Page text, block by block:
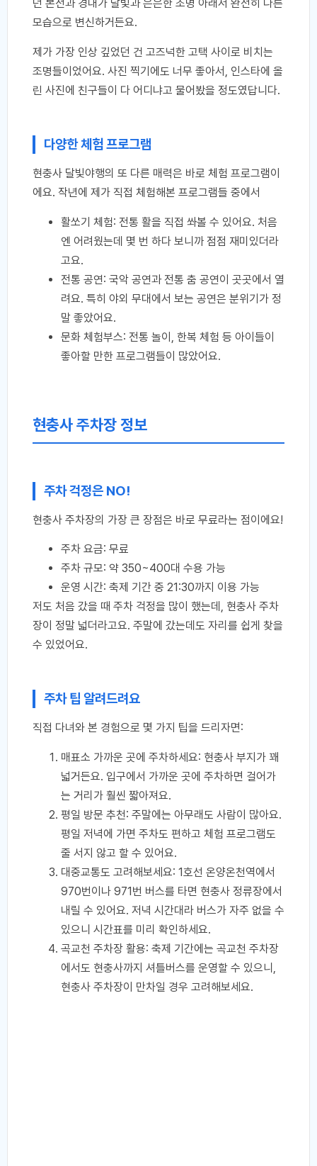
던 본전과 경내가 달빛과 은은한 조명 아래서 완전히 다른
모습으로 변신하거든요.
제가 가장 인상 깊었던 건 고즈넉한 고택 사이로 비치는
조명들이었어요. 사진 찍기에도 너무 좋아서, 인스타에 올
린 사진에 친구들이 다 어디냐고 물어봤을 정도였답니다.
다양한 체험 프로그램
현충사 달빛야행의 또 다른 매력은 바로 체험 프로그램이
에요. 작년에 제가 직접 체험해본 프로그램들 중에서
활쏘기 체험: 전통 활을 직접 쏴볼 수 있어요. 처음
엔 어려웠는데 몇 번 하다 보니까 점점 재미있더라
고요.
전통 공연: 국악 공연과 전통 춤 공연이 곳곳에서 열
려요. 특히 야외 무대에서 보는 공연은 분위기가 정
말 좋았어요.
문화 체험부스: 전통 놀이, 한복 체험 등 아이들이
좋아할 만한 프로그램들이 많았어요.
현충사 주차장 정보
주차 걱정은 NO!
현충사 주차장의 가장 큰 장점은 바로 무료라는 점이에요!
주차 요금: 무료
주차 규모: 약 350~400대 수용 가능
운영 시간: 축제 기간 중 21:30까지 이용 가능
저도 처음 갔을 때 주차 걱정을 많이 했는데, 현충사 주차
장이 정말 넓더라고요. 주말에 갔는데도 자리를 쉽게 찾을
수 있었어요.
주차 팁 알려드려요
직접 다녀와 본 경험으로 몇 가지 팁을 드리자면:
매표소 가까운 곳에 주차하세요: 현충사 부지가 꽤
넓거든요. 입구에서 가까운 곳에 주차하면 걸어가
는 거리가 훨씬 짧아져요.
평일 방문 추천: 주말에는 아무래도 사람이 많아요.
평일 저녁에 가면 주차도 편하고 체험 프로그램도
줄 서지 않고 할 수 있어요.
대중교통도 고려해보세요: 1호선 온양온천역에서
970번이나 971번 버스를 타면 현충사 정류장에서
내릴 수 있어요. 저녁 시간대라 버스가 자주 없을 수
있으니 시간표를 미리 확인하세요.
곡교천 주차장 활용: 축제 기간에는 곡교천 주차장
에서도 현충사까지 셔틀버스를 운영할 수 있으니,
현충사 주차장이 만차일 경우 고려해보세요.